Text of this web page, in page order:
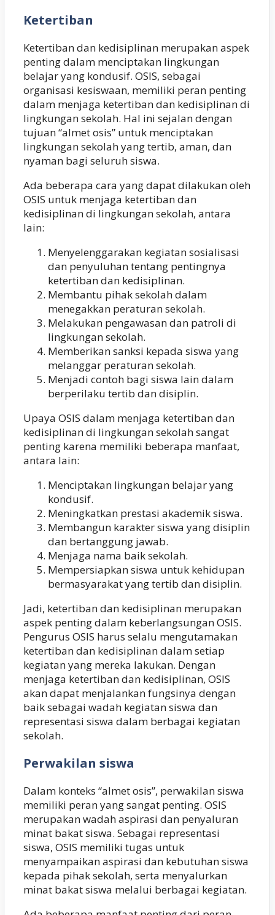
Ketertiban
Ketertiban dan kedisiplinan merupakan aspek
penting dalam menciptakan lingkungan
belajar yang kondusif. OSIS, sebagai
organisasi kesiswaan, memiliki peran penting
dalam menjaga ketertiban dan kedisiplinan di
lingkungan sekolah. Hal ini sejalan dengan
tujuan “almet osis” untuk menciptakan
lingkungan sekolah yang tertib, aman, dan
nyaman bagi seluruh siswa.
Ada beberapa cara yang dapat dilakukan oleh
OSIS untuk menjaga ketertiban dan
kedisiplinan di lingkungan sekolah, antara
lain:
Menyelenggarakan kegiatan sosialisasi
dan penyuluhan tentang pentingnya
ketertiban dan kedisiplinan.
Membantu pihak sekolah dalam
menegakkan peraturan sekolah.
Melakukan pengawasan dan patroli di
lingkungan sekolah.
Memberikan sanksi kepada siswa yang
melanggar peraturan sekolah.
Menjadi contoh bagi siswa lain dalam
berperilaku tertib dan disiplin.
Upaya OSIS dalam menjaga ketertiban dan
kedisiplinan di lingkungan sekolah sangat
penting karena memiliki beberapa manfaat,
antara lain:
Menciptakan lingkungan belajar yang
kondusif.
Meningkatkan prestasi akademik siswa.
Membangun karakter siswa yang disiplin
dan bertanggung jawab.
Menjaga nama baik sekolah.
Mempersiapkan siswa untuk kehidupan
bermasyarakat yang tertib dan disiplin.
Jadi, ketertiban dan kedisiplinan merupakan
aspek penting dalam keberlangsungan OSIS.
Pengurus OSIS harus selalu mengutamakan
ketertiban dan kedisiplinan dalam setiap
kegiatan yang mereka lakukan. Dengan
menjaga ketertiban dan kedisiplinan, OSIS
akan dapat menjalankan fungsinya dengan
baik sebagai wadah kegiatan siswa dan
representasi siswa dalam berbagai kegiatan
sekolah.
Perwakilan siswa
Dalam konteks “almet osis”, perwakilan siswa
memiliki peran yang sangat penting. OSIS
merupakan wadah aspirasi dan penyaluran
minat bakat siswa. Sebagai representasi
siswa, OSIS memiliki tugas untuk
menyampaikan aspirasi dan kebutuhan siswa
kepada pihak sekolah, serta menyalurkan
minat bakat siswa melalui berbagai kegiatan.